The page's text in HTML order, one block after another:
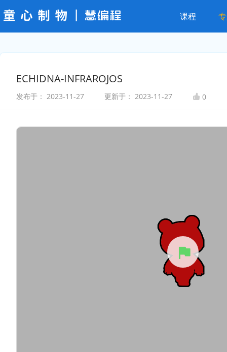
课程
ECHIDNA-INFRAROJOS
发布于： 2023-11-27 更新于： 2023-11-27 0